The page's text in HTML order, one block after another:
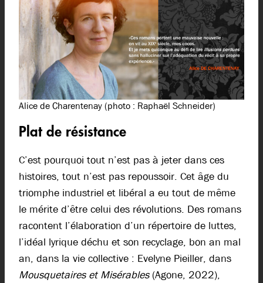
Alice de Charentenay (photo : Raphaël Schneider)
Plat de résistance
C’est pourquoi tout n’est pas à jeter dans ces
histoires, tout n’est pas repoussoir. Cet âge du
triomphe industriel et libéral a eu tout de même
le mérite d’être celui des révolutions. Des romans
racontent l’élaboration d’un répertoire de luttes,
l’idéal lyrique déchu et son recyclage, bon an mal
an, dans la vie collective : Evelyne Pieiller, dans
Mousquetaires et Misérables (Agone, 2022),